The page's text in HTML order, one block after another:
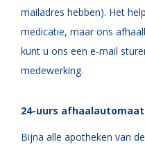
mailadres hebben). Het
medicatie, maar ons
kunt u ons een e-mail
medewerking.
24-uurs
Bijna alle apotheken van